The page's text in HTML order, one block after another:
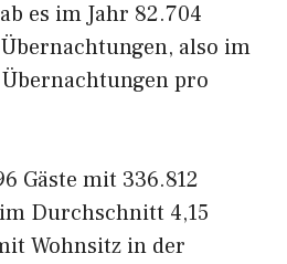
es im Jahr 82.704
also im
pro
Gäste mit 336.812
Durchschnitt 4,15
Wohnsitz in der